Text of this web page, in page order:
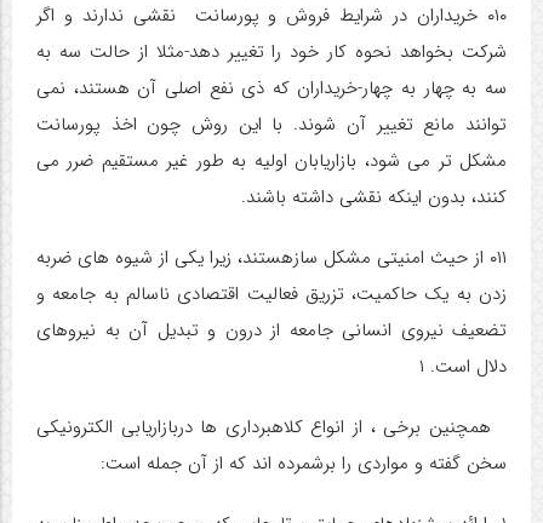
۰۱۰ خریداران در شرایط فروش و پورسانت نقشی ندارند و اگر
شرکت بخواهد نحوه کار خود را تغییر دهد-مثلا از حالت سه به
سه به چهار به چهار-خریداران که ذی نفع اصلی آن هستند، نمی
توانند مانع تغییر آن شوند. با این روش چون اخذ پورسانت
مشکل تر می شود، بازاریابان اولیه به طور غیر مستقیم ضرر می
کنند، بدون اینکه نقشی داشته باشند.
۰۱۱ از حیث امنیتی مشکل سازهستند، زیرا یکی از شیوه های ضربه
زدن به یک حاکمیت، تزریق فعالیت اقتصادی ناسالم به جامعه و
تضعیف نیروی انسانی جامعه از درون و تبدیل آن به نیروهای
دلال است. ۱
همچنین برخی ، از انواع کلاهبرداری ها دربازاریابی الکترونیکی
سخن گفته و مواردی را برشمرده اند که از آن جمله است: